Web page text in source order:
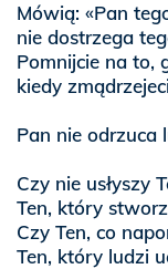
Mówią: «Pan
nie dostrzega
Pomnijcie na to,
kiedy
Pan nie odrzuca
Czy nie usłyszy
Ten, który
Czy Ten, co
Ten, który ludzi